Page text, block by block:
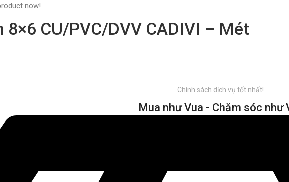
now!
8×6 CU/PVC/DVV CADIVI – Mét
Chính sách dịch vụ tốt nhất!
Mua như Vua - Chăm sóc như